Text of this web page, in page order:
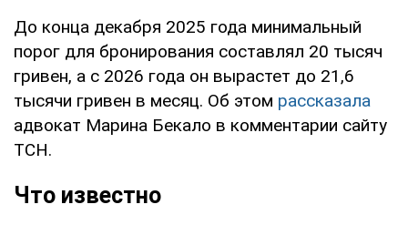
До конца декабря 2025 года минимальный
порог для бронирования составлял 20 тысяч
гривен, а с 2026 года он вырастет до 21,6
тысячи гривен в месяц. Об этом рассказала
адвокат Марина Бекало в комментарии сайту
ТСН.
Что известно